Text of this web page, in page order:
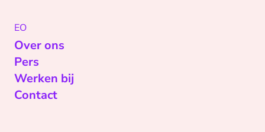
EO
Over ons
Pers
Werken bij
Contact